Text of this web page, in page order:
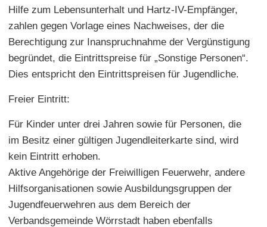
Hilfe zum Lebensunterhalt und Hartz-IV-Empfänger,
zahlen gegen Vorlage eines Nachweises, der die
Berechtigung zur Inanspruchnahme der Vergünstigung
begründet, die Eintrittspreise für „Sonstige Personen“.
Dies entspricht den Eintrittspreisen für Jugendliche.
Freier Eintritt:
Für Kinder unter drei Jahren sowie für Personen, die
im Besitz einer gültigen Jugendleiterkarte sind, wird
kein Eintritt erhoben.
Aktive Angehörige der Freiwilligen Feuerwehr, andere
Hilfsorganisationen sowie Ausbildungsgruppen der
Jugendfeuerwehren aus dem Bereich der
Verbandsgemeinde Wörrstadt haben ebenfalls